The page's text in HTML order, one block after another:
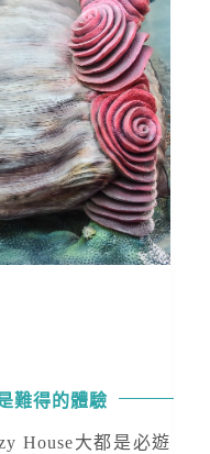
難得的體驗
House大都是必遊